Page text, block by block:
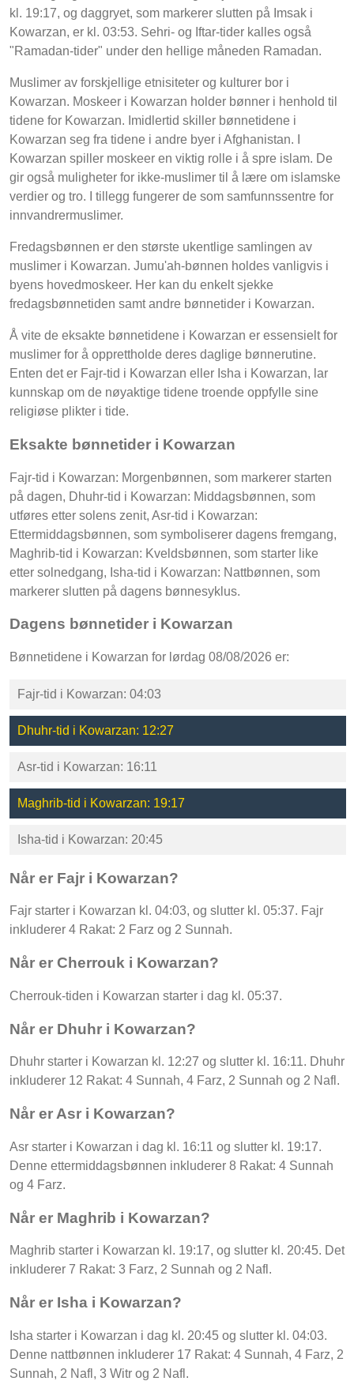
kl. 19:17, og daggryet, som markerer slutten på Imsak i
Kowarzan, er kl. 03:53. Sehri- og Iftar-tider kalles også
"Ramadan-tider" under den hellige måneden Ramadan.
Muslimer av forskjellige etnisiteter og kulturer bor i
Kowarzan. Moskeer i Kowarzan holder bønner i henhold til
tidene for Kowarzan. Imidlertid skiller bønnetidene i
Kowarzan seg fra tidene i andre byer i Afghanistan. I
Kowarzan spiller moskeer en viktig rolle i å spre islam. De
gir også muligheter for ikke-muslimer til å lære om islamske
verdier og tro. I tillegg fungerer de som samfunnssentre for
innvandrermuslimer.
Fredagsbønnen er den største ukentlige samlingen av
muslimer i Kowarzan. Jumu'ah-bønnen holdes vanligvis i
byens hovedmoskeer. Her kan du enkelt sjekke
fredagsbønnetiden samt andre bønnetider i Kowarzan.
Å vite de eksakte bønnetidene i Kowarzan er essensielt for
muslimer for å opprettholde deres daglige bønnerutine.
Enten det er Fajr-tid i Kowarzan eller Isha i Kowarzan, lar
kunnskap om de nøyaktige tidene troende oppfylle sine
religiøse plikter i tide.
Eksakte bønnetider i Kowarzan
Fajr-tid i Kowarzan: Morgenbønnen, som markerer starten
på dagen, Dhuhr-tid i Kowarzan: Middagsbønnen, som
utføres etter solens zenit, Asr-tid i Kowarzan:
Ettermiddagsbønnen, som symboliserer dagens fremgang,
Maghrib-tid i Kowarzan: Kveldsbønnen, som starter like
etter solnedgang, Isha-tid i Kowarzan: Nattbønnen, som
markerer slutten på dagens bønnesyklus.
Dagens bønnetider i Kowarzan
Bønnetidene i Kowarzan for lørdag 08/08/2026 er:
Fajr-tid i Kowarzan: 04:03
Dhuhr-tid i Kowarzan: 12:27
Asr-tid i Kowarzan: 16:11
Maghrib-tid i Kowarzan: 19:17
Isha-tid i Kowarzan: 20:45
Når er Fajr i Kowarzan?
Fajr starter i Kowarzan kl. 04:03, og slutter kl. 05:37. Fajr
inkluderer 4 Rakat: 2 Farz og 2 Sunnah.
Når er Cherrouk i Kowarzan?
Cherrouk-tiden i Kowarzan starter i dag kl. 05:37.
Når er Dhuhr i Kowarzan?
Dhuhr starter i Kowarzan kl. 12:27 og slutter kl. 16:11. Dhuhr
inkluderer 12 Rakat: 4 Sunnah, 4 Farz, 2 Sunnah og 2 Nafl.
Når er Asr i Kowarzan?
Asr starter i Kowarzan i dag kl. 16:11 og slutter kl. 19:17.
Denne ettermiddagsbønnen inkluderer 8 Rakat: 4 Sunnah
og 4 Farz.
Når er Maghrib i Kowarzan?
Maghrib starter i Kowarzan kl. 19:17, og slutter kl. 20:45. Det
inkluderer 7 Rakat: 3 Farz, 2 Sunnah og 2 Nafl.
Når er Isha i Kowarzan?
Isha starter i Kowarzan i dag kl. 20:45 og slutter kl. 04:03.
Denne nattbønnen inkluderer 17 Rakat: 4 Sunnah, 4 Farz, 2
Sunnah, 2 Nafl, 3 Witr og 2 Nafl.